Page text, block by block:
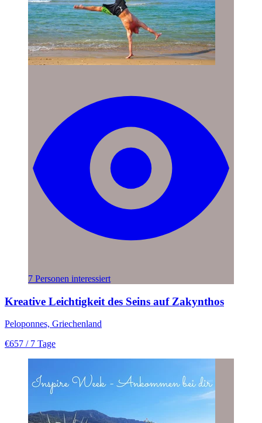
7 Personen interessiert
Kreative Leichtigkeit des Seins auf Zakynthos
Peloponnes, Griechenland
€657 / 7 Tage